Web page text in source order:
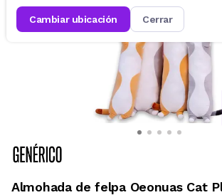
cambiar ubicación cerrar
Almohada de felpa Oeonuas Cat